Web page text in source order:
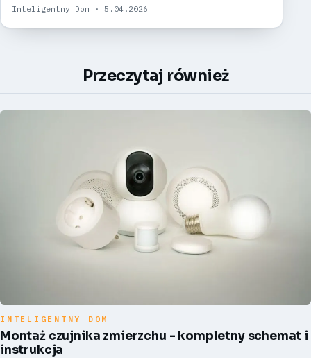
Inteligentny Dom · 5.04.2026
Przeczytaj również
INTELIGENTNY DOM
Montaż czujnika zmierzchu - kompletny schemat i
instrukcja